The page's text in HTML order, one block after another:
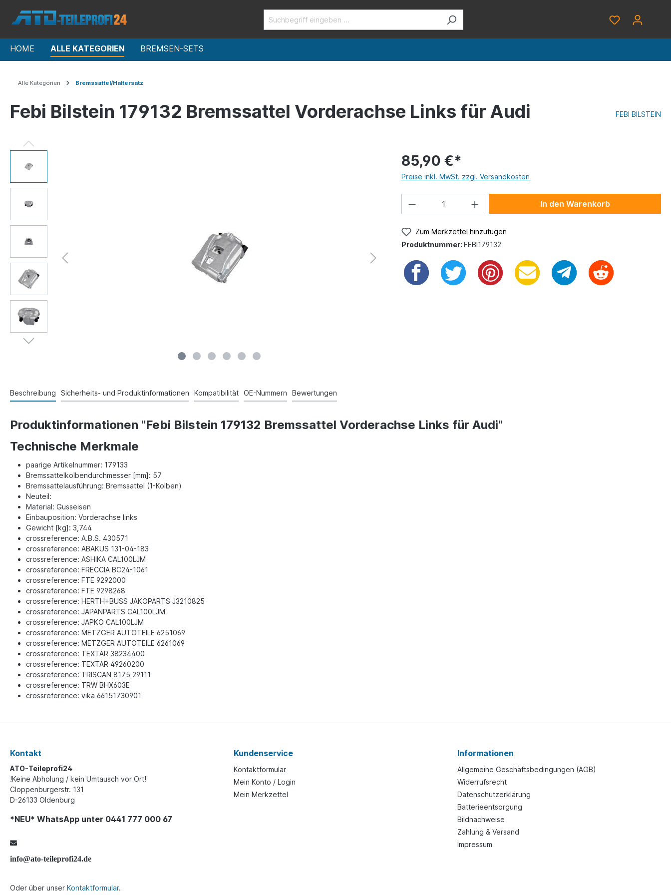
HOME ALLE KATEGORIEN BREMSEN-SETS
Alle Kategorien Bremssattel/Haltersatz
Febi Bilstein 179132 Bremssattel Vorderachse Links für Audi FEBI BILSTEIN
85,90 €*
Preise inkl. MwSt. zzgl. Versandkosten
In den Warenkorb
Zum Merkzettel hinzufügen
Produktnummer: FEBI179132
Beschreibung Sicherheits- und Produktinformationen Kompatibilität OE-Nummern Bewertungen
Produktinformationen "Febi Bilstein 179132 Bremssattel Vorderachse Links für Audi"
Technische Merkmale
paarige Artikelnummer: 179133
Bremssattelkolbendurchmesser [mm]: 57
Bremssattelausführung: Bremssattel (1-Kolben)
Neuteil:
Material: Gusseisen
Einbauposition: Vorderachse links
Gewicht [kg]: 3,744
crossreference: A.B.S. 430571
crossreference: ABAKUS 131-04-183
crossreference: ASHIKA CAL100LJM
crossreference: FRECCIA BC24-1061
crossreference: FTE 9292000
crossreference: FTE 9298268
crossreference: HERTH+BUSS JAKOPARTS J3210825
crossreference: JAPANPARTS CAL100LJM
crossreference: JAPKO CAL100LJM
crossreference: METZGER AUTOTEILE 6251069
crossreference: METZGER AUTOTEILE 6261069
crossreference: TEXTAR 38234400
crossreference: TEXTAR 49260200
crossreference: TRISCAN 8175 29111
crossreference: TRW BHX603E
crossreference: vika 66151730901
Kontakt
ATO-Teileprofi24
!Keine Abholung / kein Umtausch vor Ort!
Cloppenburgerstr. 131
D-26133 Oldenburg
*NEU* WhatsApp unter 0441 777 000 67
info@ato-teileprofi24.de
Oder über unser Kontaktformular.
Kundenservice
Kontaktformular
Mein Konto / Login
Mein Merkzettel
Informationen
Allgemeine Geschäftsbedingungen (AGB)
Widerrufsrecht
Datenschutzerklärung
Batterieentsorgung
Bildnachweise
Zahlung & Versand
Impressum